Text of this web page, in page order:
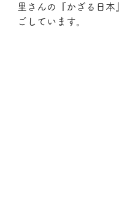
里さんの『かざる日本
ごしています。